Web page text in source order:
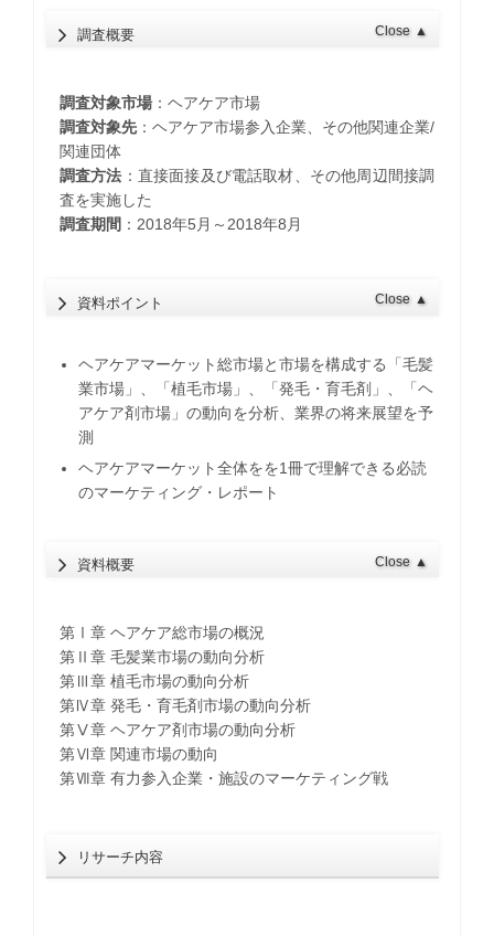
調査概要 Close ▲
調査対象市場：ヘアケア市場
調査対象先：ヘアケア市場参入企業、その他関連企業/
関連団体
調査方法 ：直接面接及び電話取材、その他周辺間接調
査を実施した
調査期間 ：2018年5月～2018年8月
資料ポイント Close ▲
ヘアケアマーケット総市場と市場を構成する「毛髪
業市場」、「植毛市場」、「発毛・育毛剤」、「ヘ
アケア剤市場」の動向を分析、業界の将来展望を予
測
ヘアケアマーケット全体をを1冊で理解できる必読
のマーケティング・レポート
資料概要 Close ▲
第Ⅰ章 ヘアケア総市場の概況
第Ⅱ章 毛髪業市場の動向分析
第Ⅲ章 植毛市場の動向分析
第Ⅳ章 発毛・育毛剤市場の動向分析
第Ⅴ章 ヘアケア剤市場の動向分析
第Ⅵ章 関連市場の動向
第Ⅶ章 有力参入企業・施設のマーケティング戦
リサーチ内容